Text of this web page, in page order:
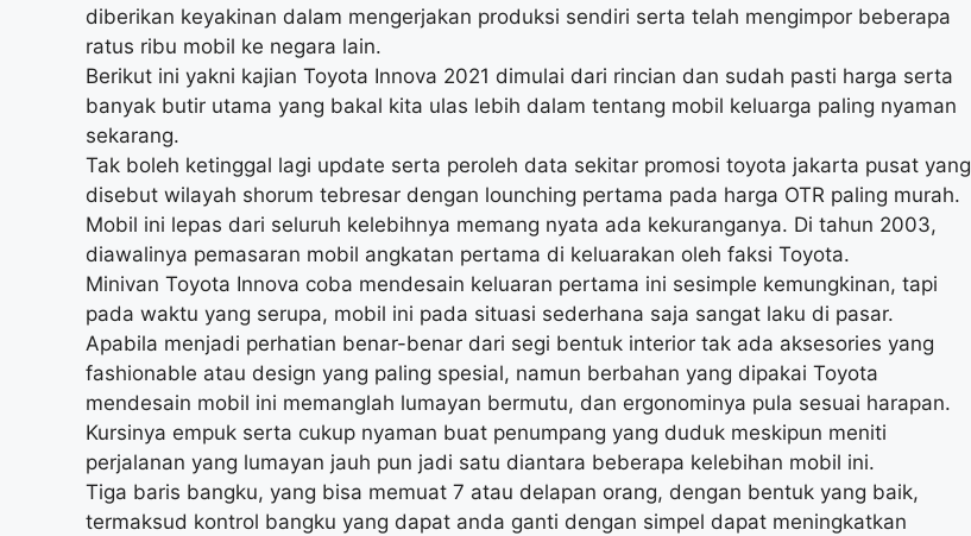
diberikan keyakinan dalam mengerjakan produksi sendiri serta telah mengimpor beberapa
ratus ribu mobil ke negara lain.
Berikut ini yakni kajian Toyota Innova 2021 dimulai dari rincian dan sudah pasti harga serta
banyak butir utama yang bakal kita ulas lebih dalam tentang mobil keluarga paling nyaman
sekarang.
Tak boleh ketinggal lagi update serta peroleh data sekitar promosi toyota jakarta pusat yang
disebut wilayah shorum tebresar dengan lounching pertama pada harga OTR paling murah.
Mobil ini lepas dari seluruh kelebihnya memang nyata ada kekuranganya. Di tahun 2003,
diawalinya pemasaran mobil angkatan pertama di keluarakan oleh faksi Toyota.
Minivan Toyota Innova coba mendesain keluaran pertama ini sesimple kemungkinan, tapi
pada waktu yang serupa, mobil ini pada situasi sederhana saja sangat laku di pasar.
Apabila menjadi perhatian benar-benar dari segi bentuk interior tak ada aksesories yang
fashionable atau design yang paling spesial, namun berbahan yang dipakai Toyota
mendesain mobil ini memanglah lumayan bermutu, dan ergonominya pula sesuai harapan.
Kursinya empuk serta cukup nyaman buat penumpang yang duduk meskipun meniti
perjalanan yang lumayan jauh pun jadi satu diantara beberapa kelebihan mobil ini.
Tiga baris bangku, yang bisa memuat 7 atau delapan orang, dengan bentuk yang baik,
termaksud kontrol bangku yang dapat anda ganti dengan simpel dapat meningkatkan